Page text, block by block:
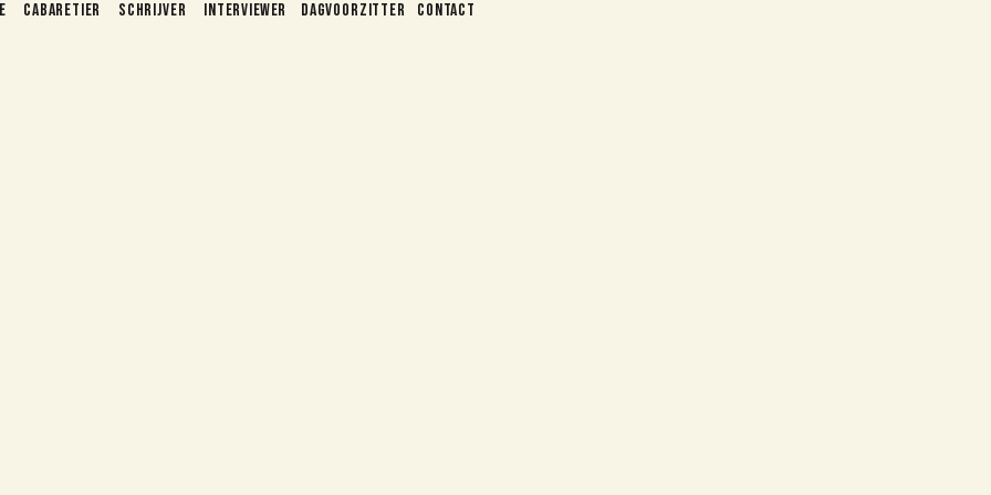
cabaretier Schrijver interviewer dagvoorzitter Contact